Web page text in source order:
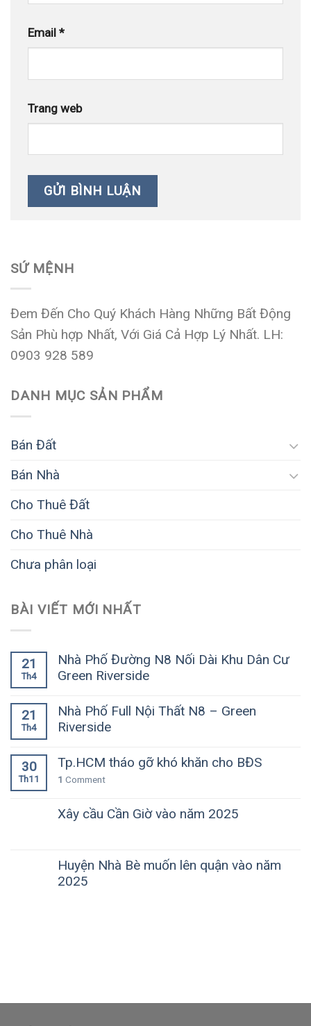
Email *
Trang web
SỨ MỆNH
Đem Đến Cho Quý Khách Hàng Những Bất Động
Sản Phù hợp Nhất, Với Giá Cả Hợp Lý Nhất. LH:
0903 928 589
DANH MỤC SẢN PHẨM
Bán Đất
Bán Nhà
Cho Thuê Đất
Cho Thuê Nhà
Chưa phân loại
BÀI VIẾT MỚI NHẤT
21
Th4
Nhà Phố Đường N8 Nối Dài Khu Dân Cư
Green Riverside
21
Th4
Nhà Phố Full Nội Thất N8 – Green
Riverside
30
Th11
Tp.HCM tháo gỡ khó khăn cho BĐS
1 Comment
Xây cầu Cần Giờ vào năm 2025
Huyện Nhà Bè muốn lên quận vào năm
2025